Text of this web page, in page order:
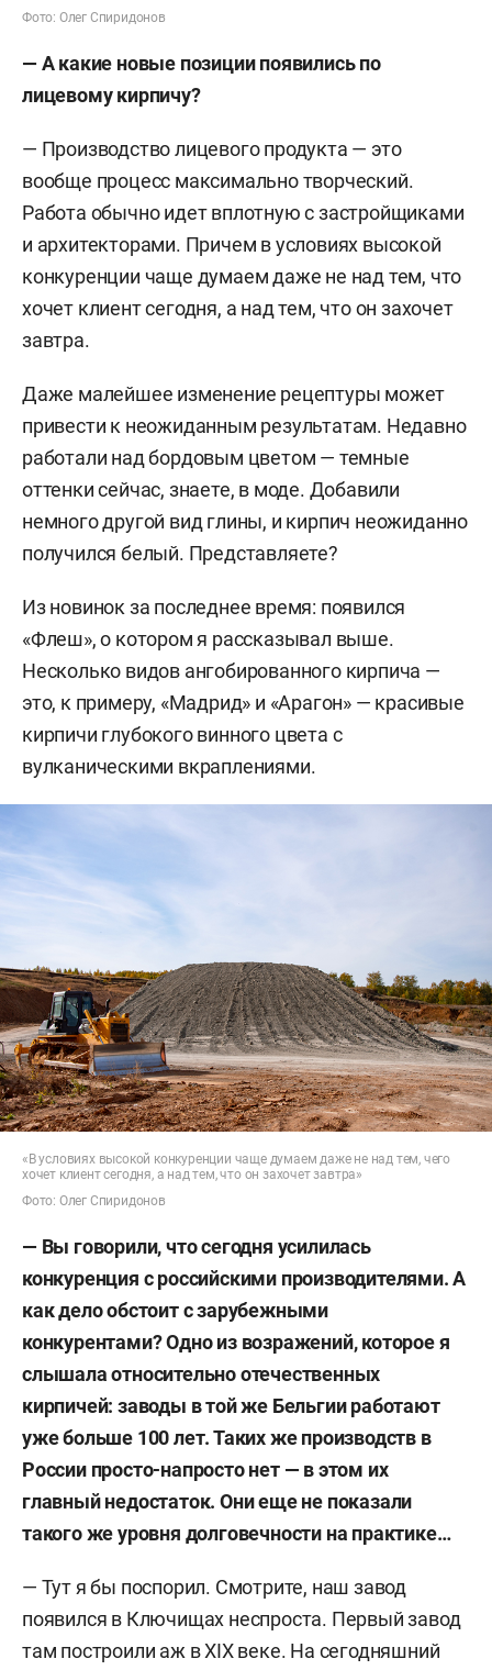
Фото: Олег Спиридонов
— А какие новые позиции появились по
лицевому кирпичу?
— Производство лицевого продукта — это
вообще процесс максимально творческий.
Работа обычно идет вплотную с застройщиками
и архитекторами. Причем в условиях высокой
конкуренции чаще думаем даже не над тем, что
хочет клиент сегодня, а над тем, что он захочет
завтра.
Даже малейшее изменение рецептуры может
привести к неожиданным результатам. Недавно
работали над бордовым цветом — темные
оттенки сейчас, знаете, в моде. Добавили
немного другой вид глины, и кирпич неожиданно
получился белый. Представляете?
Из новинок за последнее время: появился
«Флеш», о котором я рассказывал выше.
Несколько видов ангобированного кирпича —
это, к примеру, «Мадрид» и «Арагон» — красивые
кирпичи глубокого винного цвета с
вулканическими вкраплениями.
«В условиях высокой конкуренции чаще думаем даже не над тем, чего
хочет клиент сегодня, а над тем, что он захочет завтра»
Фото: Олег Спиридонов
— Вы говорили, что сегодня усилилась
конкуренция с российскими производителями. А
как дело обстоит с зарубежными
конкурентами? Одно из возражений, которое я
слышала относительно отечественных
кирпичей: заводы в той же Бельгии работают
уже больше 100 лет. Таких же производств в
России просто-напросто нет — в этом их
главный недостаток. Они еще не показали
такого же уровня долговечности на практике…
— Тут я бы поспорил. Смотрите, наш завод
появился в Ключищах неспроста. Первый завод
там построили аж в XIX веке. На сегодняшний